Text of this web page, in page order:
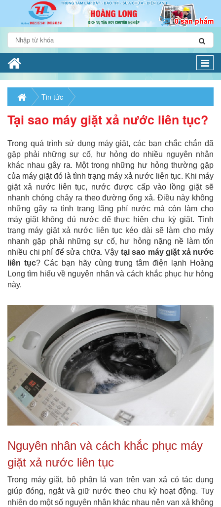
0 sản phẩm
Tin tức
Tại sao máy giặt xả nước liên tục?
Trong quá trình sử dụng máy giặt, các bạn chắc chắn đã
gặp phải những sự cố, hư hỏng do nhiều nguyên nhân
khác nhau gây ra. Một trong những hư hỏng thường gặp
của máy giặt đó là tình trạng máy xả nước liên tục. Khi máy
giặt xả nước liên tục, nước được cấp vào lồng giặt sẽ
nhanh chóng chảy ra theo đường ống xả. Điều này không
những gây ra tình trạng lãng phí nước mà còn làm cho
máy giặt không đủ nước để thực hiện chu kỳ giặt. Tình
trạng máy giặt xả nước liên tục kéo dài sẽ làm cho máy
nhanh gặp phải những sự cố, hư hỏng nặng nề làm tốn
nhiều chi phí để sửa chữa. Vậy tại sao máy giặt xả nước
liên tục? Các bạn hãy cùng trung tâm điện lạnh Hoàng
Long tìm hiểu về nguyên nhân và cách khắc phục hư hỏng
này.
Nguyên nhân và cách khắc phục máy
giặt xả nước liên tục
Trong máy giặt, bộ phận lá van trên van xả có tác dụng
giúp đóng, ngắt và giữ nước theo chu kỳ hoạt động. Tuy
nhiên do một số nguyên nhân khác nhau nên van xả không